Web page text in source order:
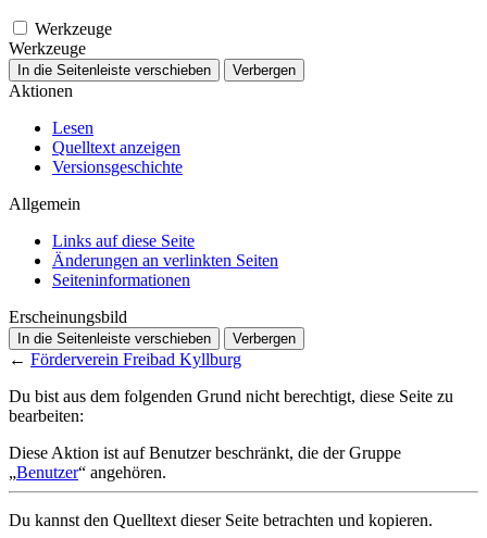
Werkzeuge
Werkzeuge
In die Seitenleiste verschieben Verbergen
Aktionen
Lesen
Quelltext anzeigen
Versionsgeschichte
Allgemein
Links auf diese Seite
Änderungen an verlinkten Seiten
Seiten­­informationen
Erscheinungsbild
In die Seitenleiste verschieben Verbergen
← Förderverein Freibad Kyllburg
Du bist aus dem folgenden Grund nicht berechtigt, diese Seite zu
bearbeiten:
Diese Aktion ist auf Benutzer beschränkt, die der Gruppe
„Benutzer“ angehören.
Du kannst den Quelltext dieser Seite betrachten und kopieren.